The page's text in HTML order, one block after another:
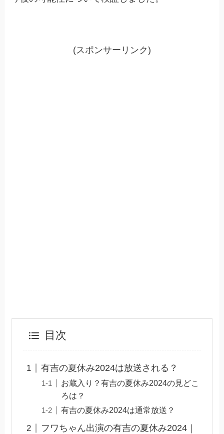
(スポンサーリンク)
目次
有吉の夏休み2024は放送される？
お蔵入り？有吉の夏休み2024の見どこ
ろは？
有吉の夏休み2024は通常放送？
フワちゃん出演の有吉の夏休み2024｜